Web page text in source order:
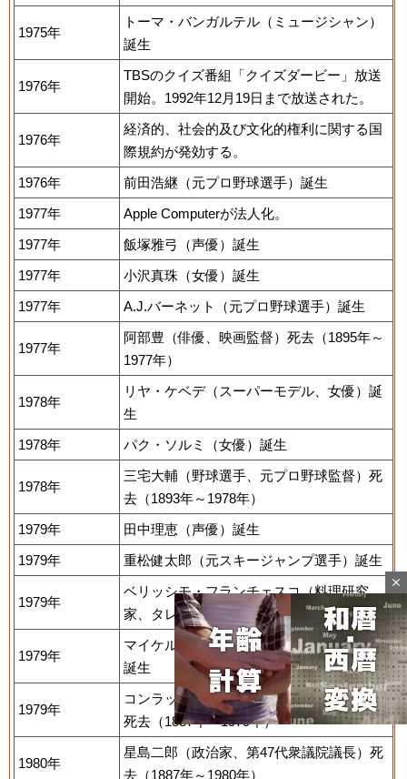
1975年
トーマ・バンガルテル（ミュージシャン）
誕生
1976年
TBSのクイズ番組「クイズダービー」放送
開始。1992年12月19日まで放送された。
1976年
経済的、社会的及び文化的権利に関する国
際規約が発効する。
1976年
前田浩継（元プロ野球選手）誕生
1977年
Apple Computerが法人化。
1977年
飯塚雅弓（声優）誕生
1977年
小沢真珠（女優）誕生
1977年
A.J.バーネット（元プロ野球選手）誕生
1977年
阿部豊（俳優、映画監督）死去（1895年～
1977年）
1978年
リヤ・ケベデ（スーパーモデル、女優）誕
生
1978年
パク・ソルミ（女優）誕生
1978年
三宅大輔（野球選手、元プロ野球監督）死
去（1893年～1978年）
1979年
田中理恵（声優）誕生
1979年
重松健太郎（元スキージャンプ選手）誕生
1979年
ベリッシモ・フランチェスコ（料理研究
家、タレント）誕生
1979年
マイケル・レストビッチ（プロ野球選手）
誕生
1979年
コンラッド・ヒルトン（ヒルトン創業者）
死去（1887年～1979年）
1980年
星島二郎（政治家、第47代衆議院議長）死
去（1887年～1980年）
close